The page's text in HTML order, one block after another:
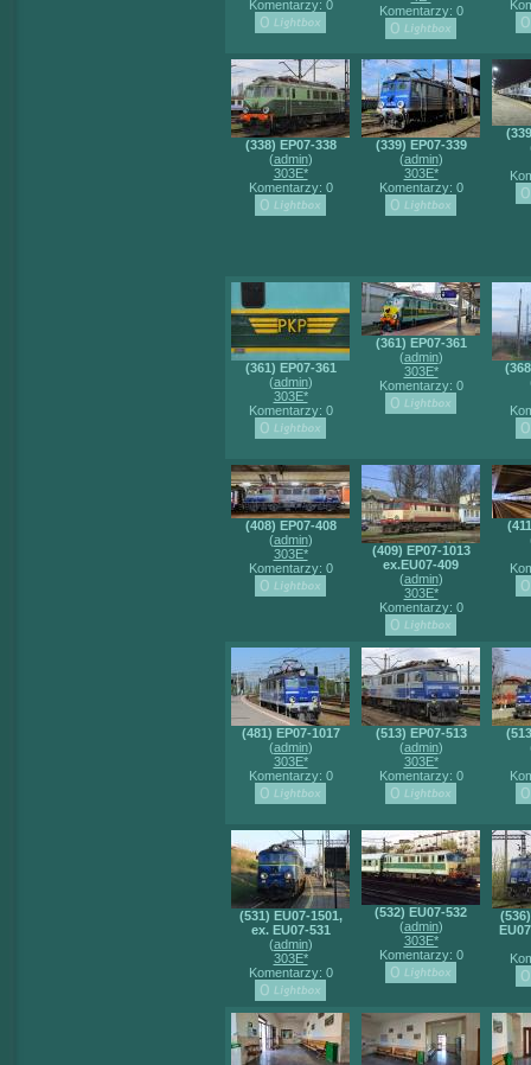
Komentarzy: 0
Komentarzy: 0
(338) EP07-338
(admin)
303E*
Komentarzy: 0
(339) EP07-339
(admin)
303E*
Komentarzy: 0
(361) EP07-361
(admin)
303E*
Komentarzy: 0
(361) EP07-361
(admin)
303E*
Komentarzy: 0
(408) EP07-408
(admin)
303E*
Komentarzy: 0
(409) EP07-1013
ex.EU07-409
(admin)
303E*
Komentarzy: 0
(481) EP07-1017
(admin)
303E*
Komentarzy: 0
(513) EP07-513
(admin)
303E*
Komentarzy: 0
(531) EU07-1501,
ex. EU07-531
(admin)
303E*
Komentarzy: 0
(532) EU07-532
(admin)
303E*
Komentarzy: 0